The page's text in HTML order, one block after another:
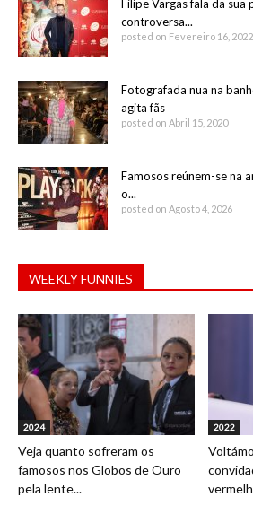
Filipe Vargas fala da sua
controversa...
posted on Fevereiro 16, 2022
Fotografada nua na
agita fãs
posted on Abril 15, 2020
Famosos reúnem-se na
o...
posted on Agosto 4, 2026
WEEKLY FUNNIES
2024
Veja quanto sofreram os
famosos nos Globos de Ouro
pela lente...
2022